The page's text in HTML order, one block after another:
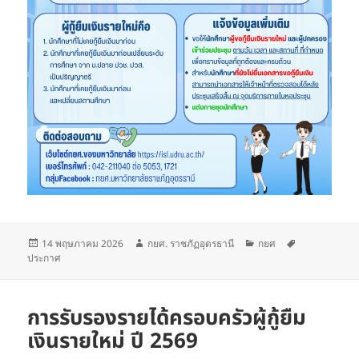
เขียน
เมื่อ
14 พฤษภาคม 2026
ผู้
กยศ. ราชภัฏอุดรธานี
หมวด
กยศ
ประกาศ
การรับรองรายได้ครอบครัวผู้กู้ยืม
เงินรายใหม่ ปี 2569